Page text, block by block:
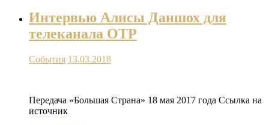
Интервью Алисы Даншох для
телеканала ОТР
События 13.03.2018
Передача «Большая Страна» 18 мая 2017 года Ссылка на
источник